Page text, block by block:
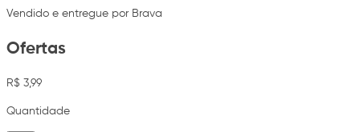
Vendido e entregue por Brava
Ofertas
R$ 3,99
Quantidade